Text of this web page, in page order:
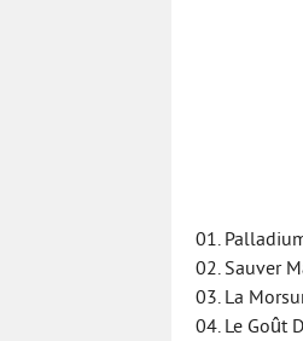
01.
02. Sauver
03. La
04. Le Goût